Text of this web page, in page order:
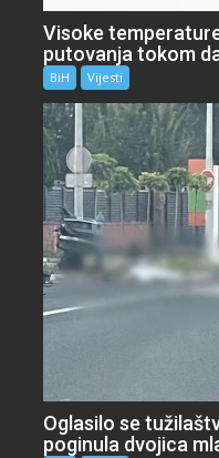
Visoke
putovanja tokom
BiH Vijesti
Oglasilo se
poginula dvojica